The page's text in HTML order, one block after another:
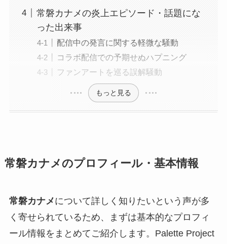
常磐カナメの炎上エピソード・話題にな
った出来事
配信中の発言に関する軽微な騒動
コラボ配信での予期せぬハプニング
ファンアートを巡る誤解騒動
もっと見る
常磐カナメのプロフィール・基本情報
常磐カナメについて詳しく知りたいという声が多
く寄せられているため、まずは基本的なプロフィ
ール情報をまとめてご紹介します。Palette Project